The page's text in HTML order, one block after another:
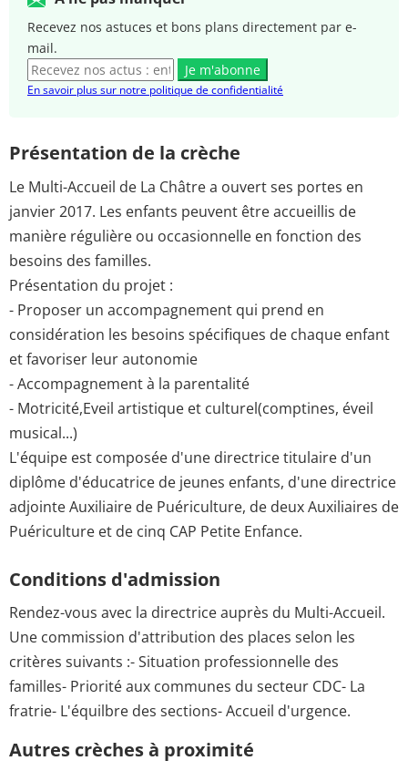
Recevez nos astuces et bons plans directement par e-
mail.
Je m'abonne
En savoir plus sur notre politique de confidentialité
Présentation de la crèche
Le Multi-Accueil de La Châtre a ouvert ses portes en
janvier 2017. Les enfants peuvent être accueillis de
manière régulière ou occasionnelle en fonction des
besoins des familles.
Présentation du projet :
- Proposer un accompagnement qui prend en
considération les besoins spécifiques de chaque enfant
et favoriser leur autonomie
- Accompagnement à la parentalité
- Motricité,Eveil artistique et culturel(comptines, éveil
musical...)
L'équipe est composée d'une directrice titulaire d'un
diplôme d'éducatrice de jeunes enfants, d'une directrice
adjointe Auxiliaire de Puériculture, de deux Auxiliaires de
Puériculture et de cinq CAP Petite Enfance.
Conditions d'admission
Rendez-vous avec la directrice auprès du Multi-Accueil.
Une commission d'attribution des places selon les
critères suivants :- Situation professionnelle des
familles- Priorité aux communes du secteur CDC- La
fratrie- L'équilbre des sections- Accueil d'urgence.
Autres crèches à proximité